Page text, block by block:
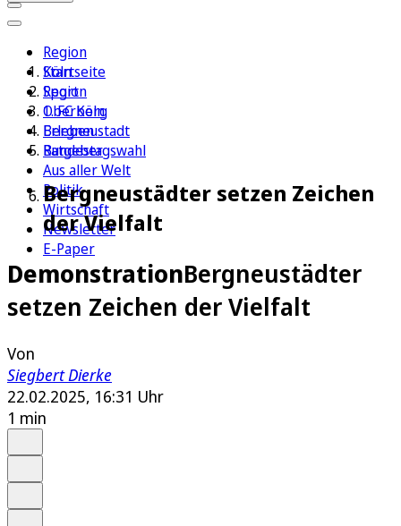
Region
Köln
Sport
1. FC Köln
Erleben
Ratgeber
Aus aller Welt
Politik
Wirtschaft
Newsletter
E-Paper
Startseite
Region
Oberberg
Bergneustadt
Bundestagswahl
Bergneustädter setzen Zeichen
der Vielfalt
DemonstrationBergneustädter
setzen Zeichen der Vielfalt
Von
Siegbert Dierke
22.02.2025, 16:31 Uhr
1 min